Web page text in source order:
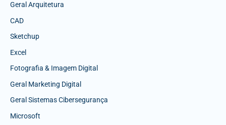
Geral Arquitetura
CAD
Sketchup
Excel
Fotografia & Imagem Digital
Geral Marketing Digital
Geral Sistemas Cibersegurança
Microsoft